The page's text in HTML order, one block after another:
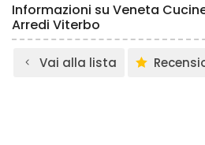
Informazioni su Veneta
Arredi Viterbo
Vai alla lista